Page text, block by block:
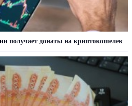
получает донаты на криптокошелек